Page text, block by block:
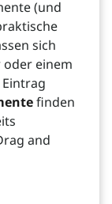
(und
sich
einem
finden
and